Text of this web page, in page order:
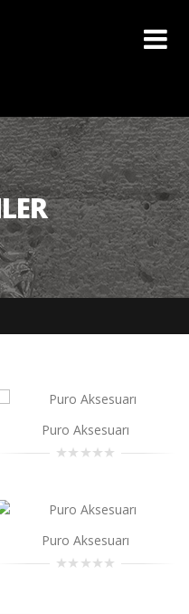
Puro Aksesuarı
Puro Aksesuarı